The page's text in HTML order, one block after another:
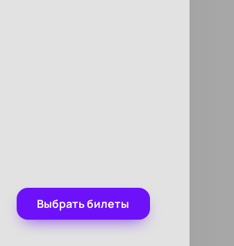
Выбрать билеты